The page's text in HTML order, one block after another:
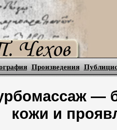
Произведения
—
кожи и